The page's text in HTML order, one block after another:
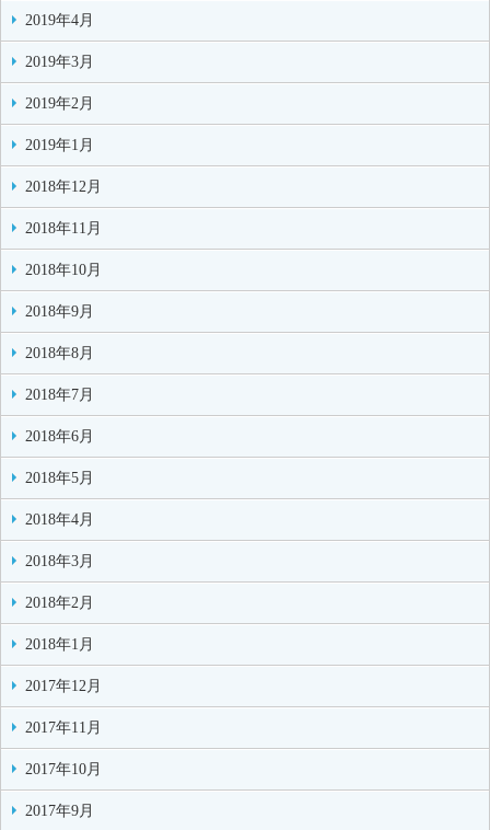
2019年4月
2019年3月
2019年2月
2019年1月
2018年12月
2018年11月
2018年10月
2018年9月
2018年8月
2018年7月
2018年6月
2018年5月
2018年4月
2018年3月
2018年2月
2018年1月
2017年12月
2017年11月
2017年10月
2017年9月